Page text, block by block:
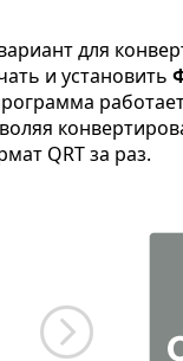
для
и установить
QRT за раз.